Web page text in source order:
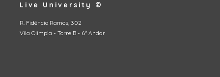
Live University ©
R. Fidêncio Ramos, 302
Vila Olimpia - Torre B - 6º Andar